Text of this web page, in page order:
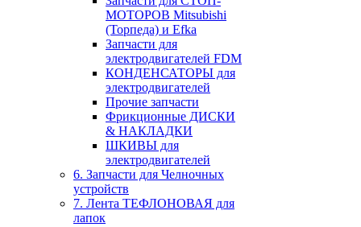
МОТОРОВ Mitsubishi
(Торпеда) и Efka
Запчасти для
электродвигателей FDM
КОНДЕНСАТОРЫ для
электродвигателей
Прочие запчасти
Фрикционные ДИСКИ
& НАКЛАДКИ
ШКИВЫ для
электродвигателей
6. Запчасти для Челночных
устройств
7. Лента ТЕФЛОНОВАЯ для
лапок